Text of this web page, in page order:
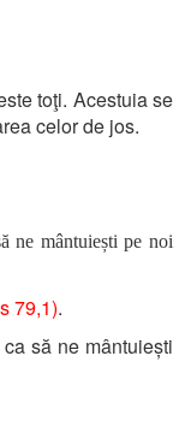
toţi. Acestuia se
celor de jos.
ne mântuiești pe noi
79,1).
să ne mântuiești